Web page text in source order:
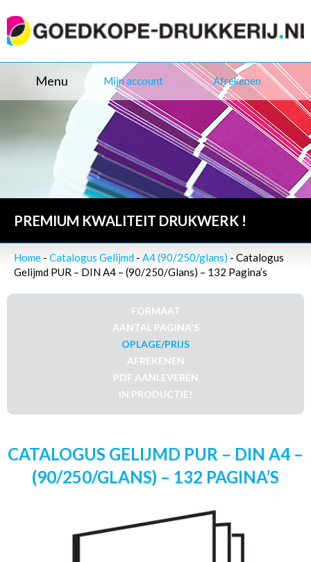
Menu Mijn account Afrekenen
PREMIUM KWALITEIT DRUKWERK !
Home - Catalogus Gelijmd - A4 (90/250/glans) - Catalogus
Gelijmd PUR – DIN A4 – (90/250/Glans) – 132 Pagina’s
FORMAAT
AANTAL PAGINA'S
OPLAGE/PRIJS
AFREKENEN
PDF AANLEVEREN
IN PRODUCTIE!
CATALOGUS GELIJMD PUR – DIN A4 –
(90/250/GLANS) – 132 PAGINA’S